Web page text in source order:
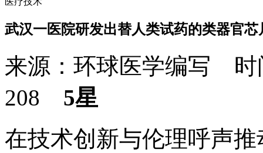
武汉一医院研发出替人类试药的类器官芯
来源：环球医学编写 时
208 5星
在技术创新与伦理呼声